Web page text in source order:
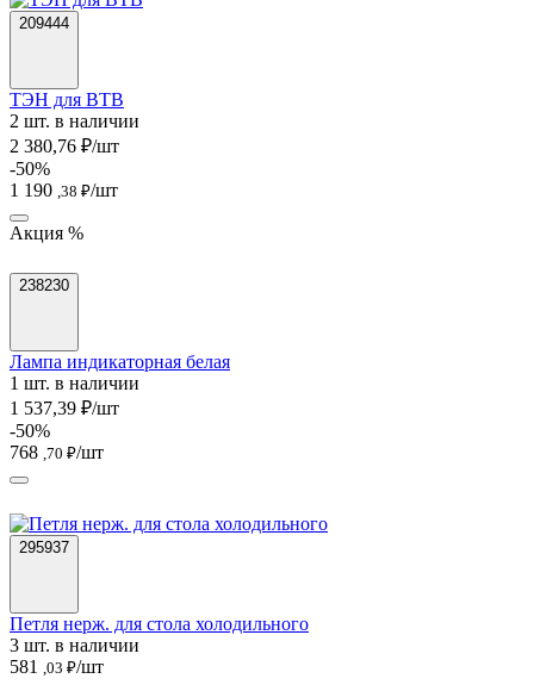
209444
ТЭН для ВТВ
2 шт. в наличии
2 380,76 ₽/шт
-50%
1 190 ,38 ₽/шт
Акция %
238230
Лампа индикаторная белая
1 шт. в наличии
1 537,39 ₽/шт
-50%
768 ,70 ₽/шт
295937
Петля нерж. для стола холодильного
3 шт. в наличии
581
,03 ₽/шт